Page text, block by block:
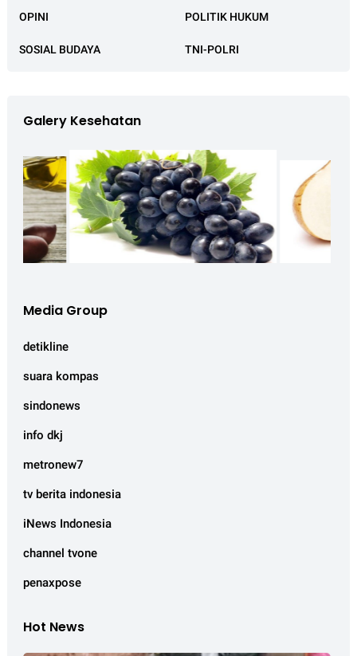
OPINI POLITIK HUKUM
SOSIAL BUDAYA TNI-POLRI
Galery Kesehatan
Media Group
detikline
suara kompas
sindonews
info dkj
metronew7
tv berita indonesia
iNews Indonesia
channel tvone
penaxpose
Hot News